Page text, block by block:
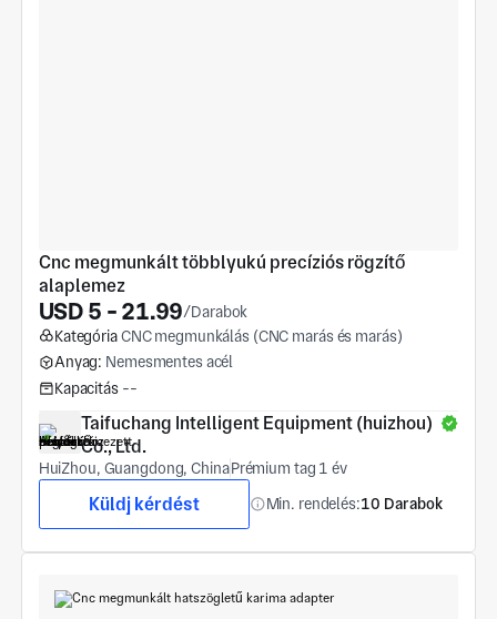
Cnc megmunkált többlyukú precíziós rögzítő
alaplemez
USD 5 - 21.99/Darabok
KategóriaCNC megmunkálás (CNC marás és marás)
Anyag: Nemesmentes acél
Kapacitás --
Taifuchang Intelligent Equipment (huizhou)
Co., Ltd.
HuiZhou, Guangdong, ChinaPrémium tag 1 év
Küldj kérdést Min. rendelés:10 Darabok